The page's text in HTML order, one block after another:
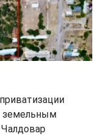
земельным